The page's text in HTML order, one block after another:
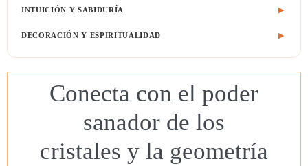
Mezclas para rituales
Aceites ritualizados
Colonias y extractos
Jabones y baños
Velas ritualizadas
Ritualizadas Herbales
ritualizados de sal
INTUICIÓN Y SABIDURÍA ▶
Libros
Oráculos
DECORACIÓN Y ESPIRITUALIDAD ▶
Decoración energética
Conecta con el poder
sanador de los
cristales y la geometría